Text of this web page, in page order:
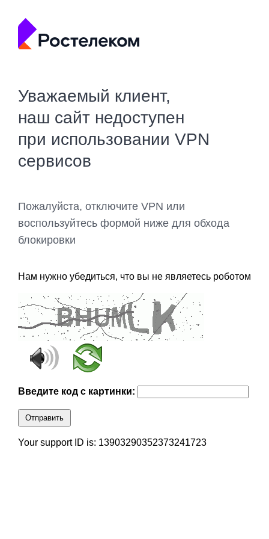
Уважаемый клиент,
наш сайт недоступен
при использовании VPN
сервисов
Пожалуйста, отключите VPN или
воспользуйтесь формой ниже для обхода
блокировки
Нам нужно убедиться, что вы не являетесь роботом
Введите код с картинки:
Отправить
Your support ID is: 13903290352373241723